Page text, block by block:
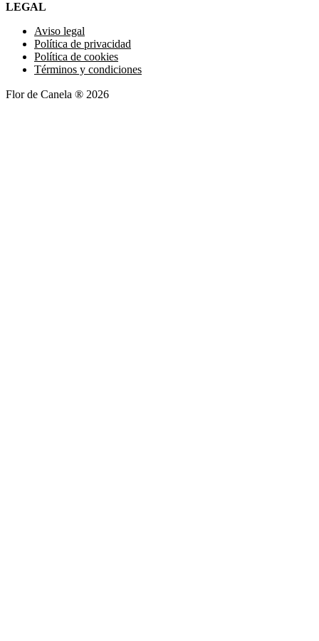
LEGAL
Aviso legal
Política de privacidad
Política de cookies
Términos y condiciones
Flor de Canela ® 2026